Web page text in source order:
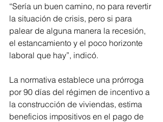
“Sería un buen camino, no para revertir
la situación de crisis, pero si para
palear de alguna manera la recesión,
el estancamiento y el poco horizonte
laboral que hay”, indicó.
La normativa establece una prórroga
por 90 días del régimen de incentivo a
la construcción de viviendas, estima
beneficios impositivos en el pago de